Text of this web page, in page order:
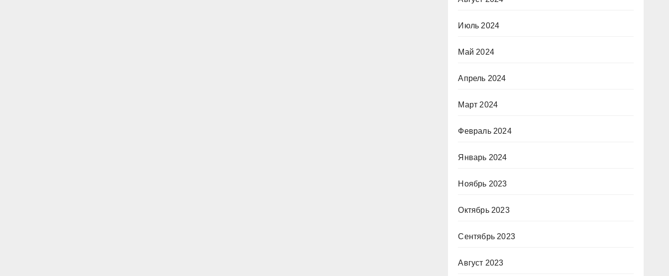
Июль 2024
Май 2024
Апрель 2024
Март 2024
Февраль 2024
Январь 2024
Ноябрь 2023
Октябрь 2023
Сентябрь 2023
Август 2023